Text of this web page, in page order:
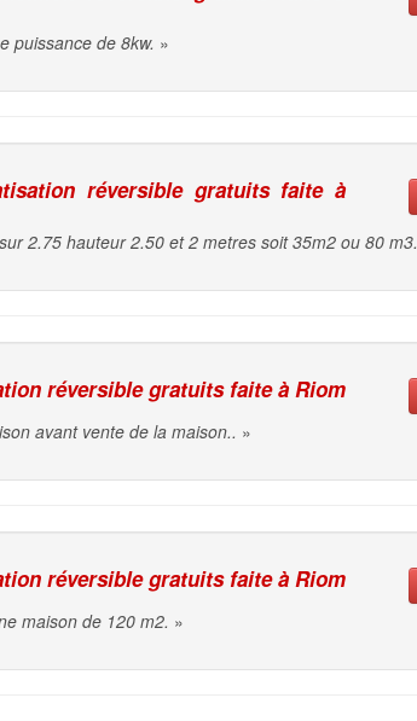
puissance de 8kw. »
réversible gratuits faite à
2.75 hauteur 2.50 et 2 metres soit 35m2 ou 80 m3.
réversible gratuits faite à Riom
avant vente de la maison.. »
réversible gratuits faite à Riom
maison de 120 m2. »